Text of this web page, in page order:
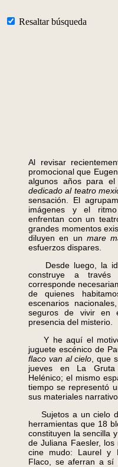
Resaltar búsqueda
Al revisar
promocional que
algunos años para el
dedicado al teatro
sensación. El
imágenes y el
enfrentan con un
grandes momentos
diluyen en un mare
esfuerzos dispares.
Desde luego, la
construye a
corresponde
de quienes
escenarios
seguros de vivir en
presencia del misterio.
Y he aquí el
juguete escénico de
flaco van al cielo , que
jueves en La
Helénico; el mismo
tiempo se representó
sus materiales
Sujetos a un cielo
herramientas que 18
constituyen la sencilla
de Juliana Faesler,
cine mudo: Laurel y
Flaco, se aferran a sí